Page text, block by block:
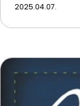
2025.04.07.